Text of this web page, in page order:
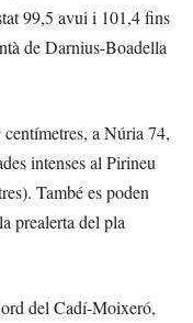
99,5 avui i 101,4 fins
de Darnius-Boadella
a Núria 74,
intenses al Pirineu
També es poden
prealerta del pla
del Cadí-Moixeró,